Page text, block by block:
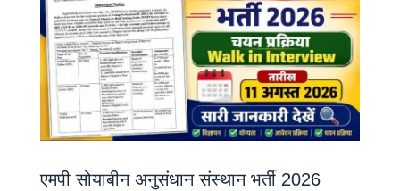
एमपी सोयाबीन अनुसंधान संस्थान भर्ती 2026